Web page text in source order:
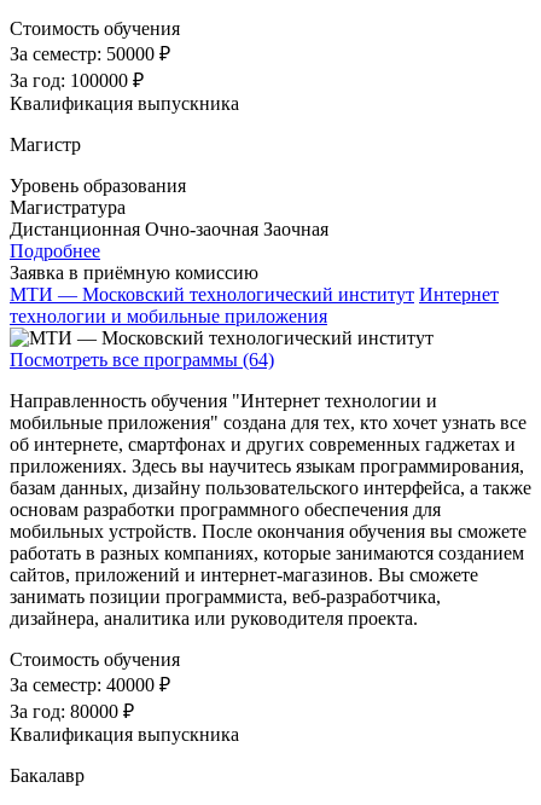
Стоимость обучения
За семестр: 50000 ₽
За год: 100000 ₽
Квалификация выпускника
Магистр
Уровень образования
Магистратура
Дистанционная Очно-заочная Заочная
Подробнее
Заявка в приёмную комиссию
МТИ — Московский технологический институт Интернет
технологии и мобильные приложения
Посмотреть все программы (64)
Направленность обучения "Интернет технологии и
мобильные приложения" создана для тех, кто хочет узнать все
об интернете, смартфонах и других современных гаджетах и
приложениях. Здесь вы научитесь языкам программирования,
базам данных, дизайну пользовательского интерфейса, а также
основам разработки программного обеспечения для
мобильных устройств. После окончания обучения вы сможете
работать в разных компаниях, которые занимаются созданием
сайтов, приложений и интернет-магазинов. Вы сможете
занимать позиции программиста, веб-разработчика,
дизайнера, аналитика или руководителя проекта.
Стоимость обучения
За семестр: 40000 ₽
За год: 80000 ₽
Квалификация выпускника
Бакалавр